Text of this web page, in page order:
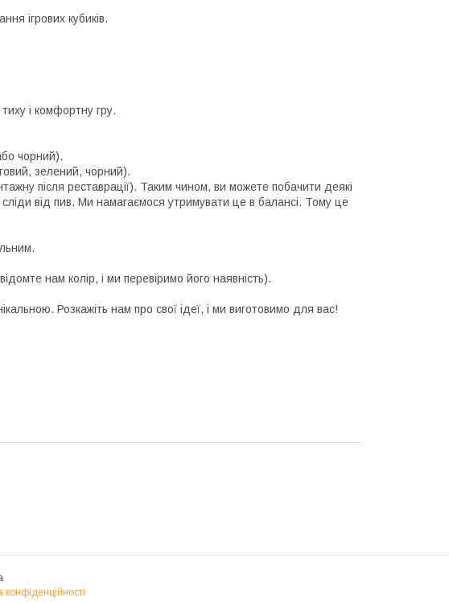
ігрових кубиків.
і комфортну гру.
чорний).
зелений, чорний).
після реставрації). Таким чином, ви можете побачити деякі
сліди від пив. Ми намагаємося утримувати це в балансі. Тому це
нам колір, і ми перевіримо його наявність).
Розкажіть нам про свої ідеї, і ми виготовимо для вас!
конфіденційності